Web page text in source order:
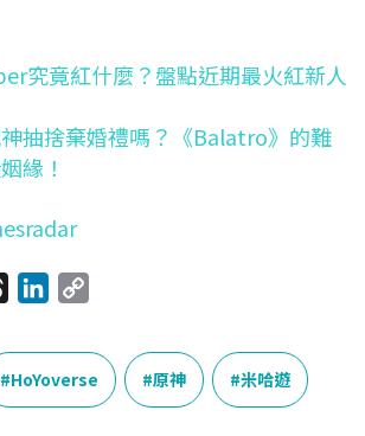
究竟紅什麼？盤點近期最火紅新人
抽捨棄婚禮嗎？《Balatro》的難
緣！
r
e
a
n
k
e
p
y
L
HoYoverse 原神 米哈遊